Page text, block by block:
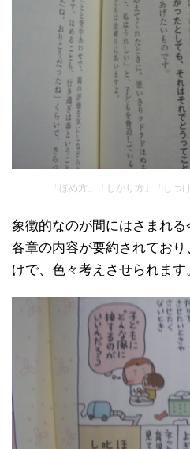
「ほめ方」「しかり方」「しつ
象徴的なのが間にはさまれる
各章の内容が要約されてお
けで、色々考えさせられます